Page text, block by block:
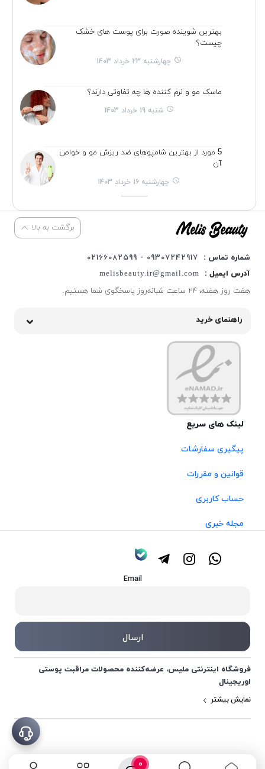
بهترین شوینده صورت برای پوست های خشک
چیست؟
چهارشنبه 23 خرداد 1403
ماسک مو و نرم کننده ها چه تفاوتی دارند؟
شنبه 19 خرداد 1403
5 مورد از بهترین شامپوهای ضد ریزش مو و خواص
آن
چهارشنبه 16 خرداد 1403
0
برگشت به بالا
شماره تماس :
09307242917 - 02166082599
آدرس ایمیل :
melisbeauty.ir@gmail.com
هفت روز هفته، ۲۴ ساعت شبانه‌روز پاسخگوی شما هستیم.
راهنمای خرید
لینک های سریع
پیگیری سفارشات
قوانین و مقررات
حساب کاربری
مجله خبری
Email
فروشگاه اینترنتی ملیس، عرضه‌کننده محصولات مراقبت پوستی
اوریجینال
نمایش بیشتر